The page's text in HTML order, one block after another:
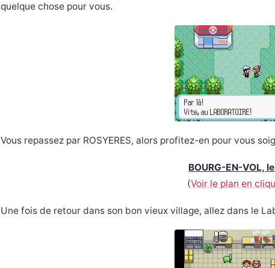
quelque chose pour vous.
Vous repassez par ROSYERES, alors profitez-en pour vous
BOURG-EN-VOL,
(Voir le plan en
Une fois de retour dans son bon vieux village, allez dans le